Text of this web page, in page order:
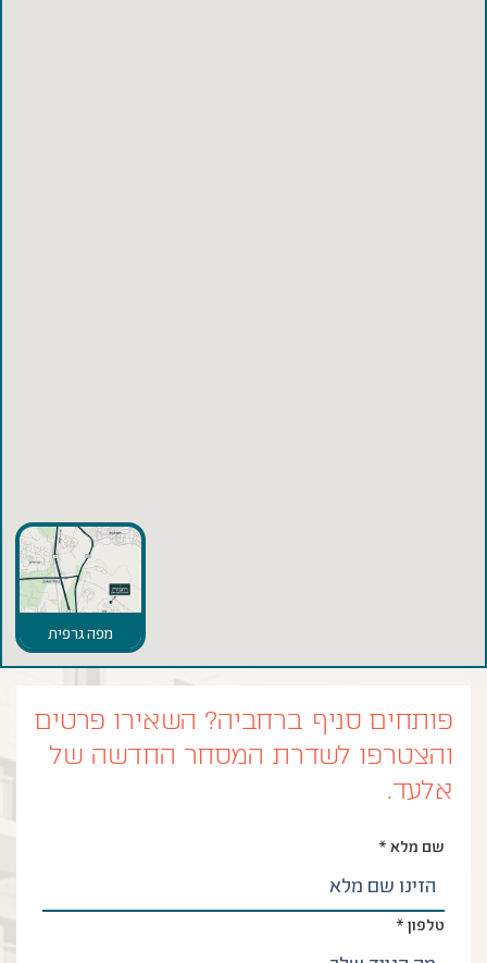
מפה גרפית
פותחים סניף ברחביה? השאירו פרטים
והצטרפו לשדרת המסחר החדשה של
אלעד.
שם מלא *
טלפון *